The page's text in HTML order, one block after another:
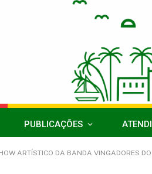
PUBLICAÇÕES
DA BANDA VINGADORES DO BREGA,